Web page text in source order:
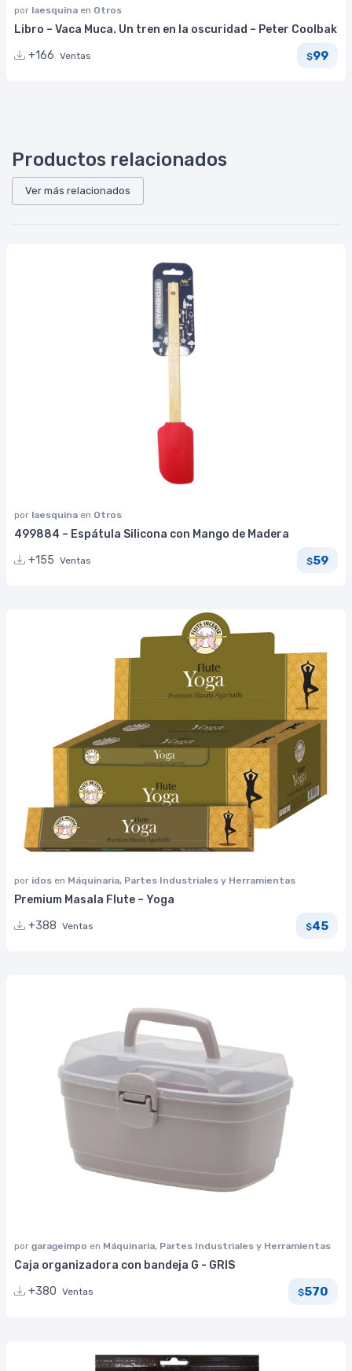
por laesquina en Otros
Libro – Vaca Muca. Un tren en la oscuridad – Peter Coolbak
+166 Ventas $99
Productos relacionados
Ver más relacionados
por laesquina en Otros
499884 – Espátula Silicona con Mango de Madera
+155 Ventas $59
por idos en Máquinaria, Partes Industriales y Herramientas
Premium Masala Flute – Yoga
+388 Ventas $45
por garageimpo en Máquinaria, Partes Industriales y Herramientas
Caja organizadora con bandeja G - GRIS
+380 Ventas $570